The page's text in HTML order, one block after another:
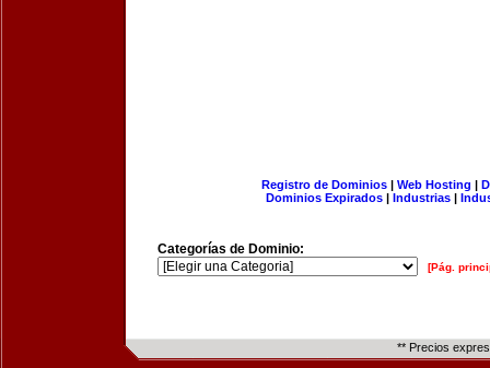
Registro de Dominios| Web Hosting |
Dominios Expirados | Industrias |
Categorías de Dominio:
[Pág.
** Precios